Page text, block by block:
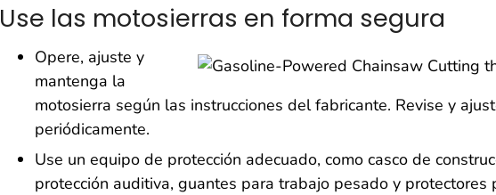
Use las motosierras en forma segura
Opere, ajuste y
mantenga la
motosierra según las instrucciones del fabricante. Revise y
periódicamente.
Use un equipo de protección adecuado, como casco de
protección auditiva, guantes para trabajo pesado y protectores